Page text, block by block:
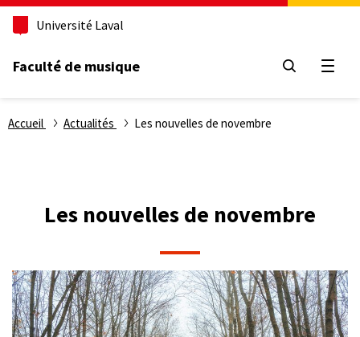
Aller
principal
Université Laval
Faculté de musique
Fil
Accueil Actualités Les nouvelles de novembre
Les nouvelles de novembre